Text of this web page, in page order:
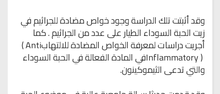
وقدأثبتت تلك الدراسة وجود خواص مضادة للجراثيم في
زيت الحبة السوداء الطيار على عددمن الجراثيم . كما
أجريت دراسات لمعرفة الخواص المضادة للالتهاب( Anti
Inflammatory )في المادة الفعالة في الحبة السوداء
والتي تدعى الثيموكينون.